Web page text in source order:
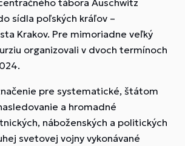
tábora Auschwitz
sídla poľských kráľov –
Krakov. Pre mimoriadne veľký
organizovali v dvoch termínoch
pre systematické, štátom
a hromadné
náboženských a politických
svetovej vojny vykonávané